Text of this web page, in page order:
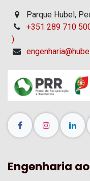
Parque Hubel,
+351 289 710
)
Engenharia